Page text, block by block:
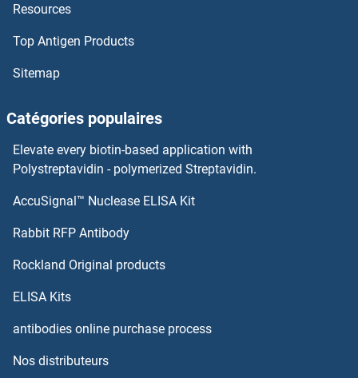
PARD6A Anticorps
PARD3B Anticorps
Parathyroid Hormone 2 Receptor Anticorps
Parathyroid Hormone 2 Anticorps
Parathymosin Anticorps
PARP9 Anticorps
PARPBP Anticorps
Resources
Top Antigen Products
Sitemap
Catégories populaires
Elevate every biotin-based application with
Polystreptavidin - polymerized Streptavidin.
AccuSignal™ Nuclease ELISA Kit
Rabbit RFP Antibody
Rockland Original products
ELISA Kits
antibodies online purchase process
Nos distributeurs